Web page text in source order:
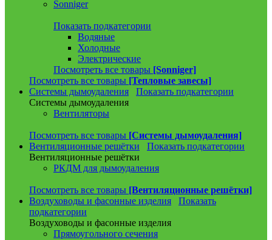
Sonniger
Показать подкатегории
Водяные
Холодные
Электрические
Посмотреть все товары [Sonniger]
Посмотреть все товары [Тепловые завесы]
Системы дымоудаления
Показать подкатегории
Системы дымоудаления
Вентиляторы
Посмотреть все товары [Системы дымоудаления]
Вентиляционные решётки
Показать подкатегории
Вентиляционные решётки
РКДМ для дымоудаления
Посмотреть все товары [Вентиляционные решётки]
Воздуховоды и фасонные изделия
Показать
подкатегории
Воздуховоды и фасонные изделия
Прямоугольного сечения